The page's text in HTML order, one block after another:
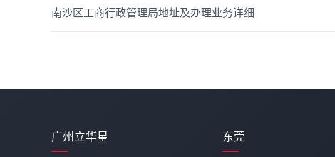
南沙区工商行政管理局地址及办理业务详细
广州立华星 东莞